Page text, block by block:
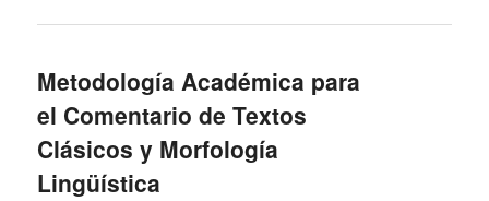
Metodología Académica para
el Comentario de Textos
Clásicos y Morfología
Lingüística